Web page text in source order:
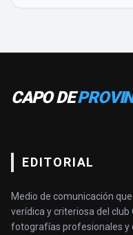
CAPO DE
EDITORIAL
Medio de comunicación
verídica y criteriosa del club
fotografías profesionales y